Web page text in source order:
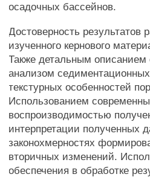
осадочных бассейнов.
Достоверность
изученного кернового
Также детальным
анализом
текстурных особенностей
Использованием
воспроизводимостью
интерпретации полученных
законохмерностях
вторичных изменений.
обеспечения в обработке